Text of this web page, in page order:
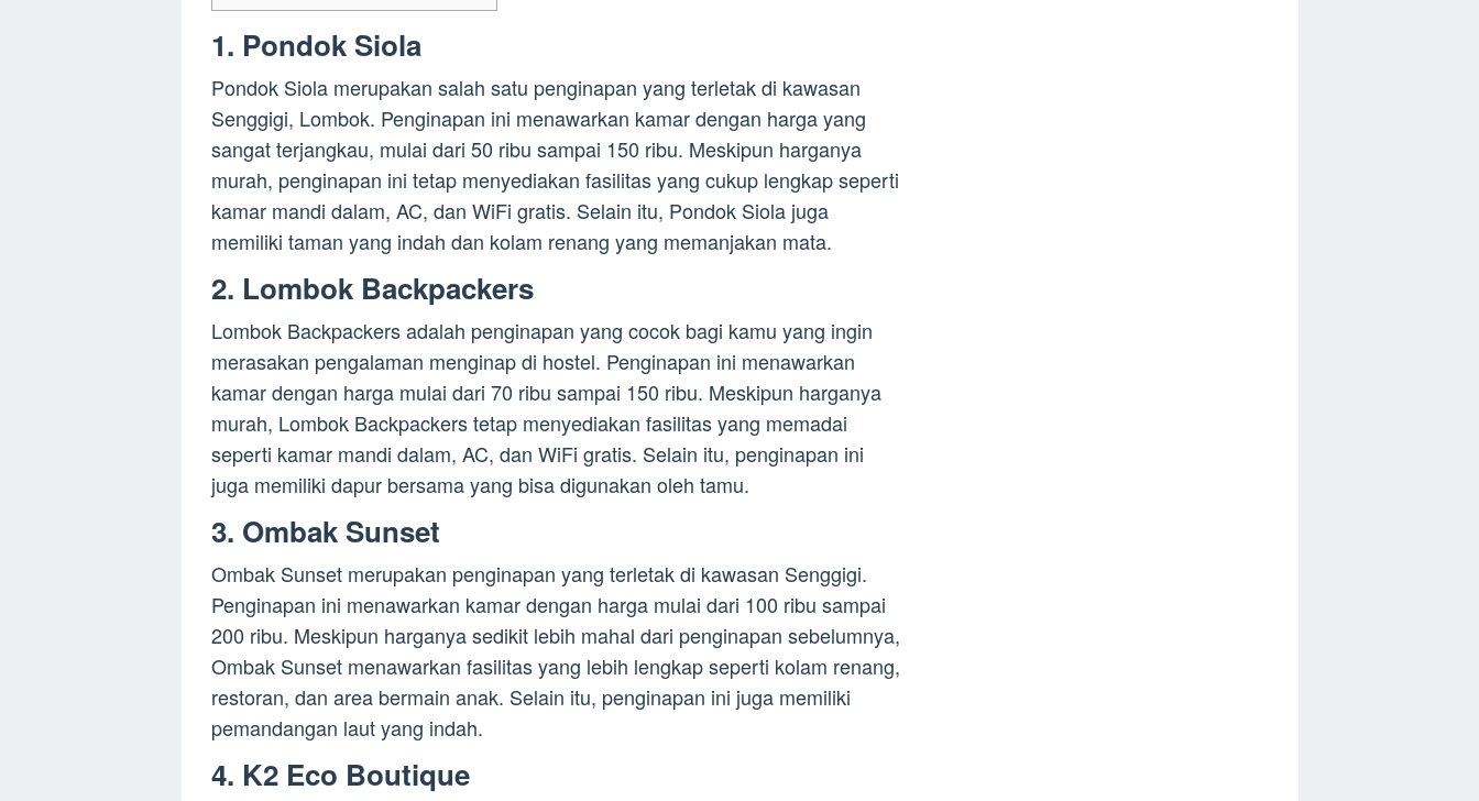
1. Pondok Siola
Pondok Siola merupakan salah satu penginapan yang terletak di kawasan
Senggigi, Lombok. Penginapan ini menawarkan kamar dengan harga yang
sangat terjangkau, mulai dari 50 ribu sampai 150 ribu. Meskipun harganya
murah, penginapan ini tetap menyediakan fasilitas yang cukup lengkap seperti
kamar mandi dalam, AC, dan WiFi gratis. Selain itu, Pondok Siola juga
memiliki taman yang indah dan kolam renang yang memanjakan mata.
2. Lombok Backpackers
Lombok Backpackers adalah penginapan yang cocok bagi kamu yang ingin
merasakan pengalaman menginap di hostel. Penginapan ini menawarkan
kamar dengan harga mulai dari 70 ribu sampai 150 ribu. Meskipun harganya
murah, Lombok Backpackers tetap menyediakan fasilitas yang memadai
seperti kamar mandi dalam, AC, dan WiFi gratis. Selain itu, penginapan ini
juga memiliki dapur bersama yang bisa digunakan oleh tamu.
3. Ombak Sunset
Ombak Sunset merupakan penginapan yang terletak di kawasan Senggigi.
Penginapan ini menawarkan kamar dengan harga mulai dari 100 ribu sampai
200 ribu. Meskipun harganya sedikit lebih mahal dari penginapan sebelumnya,
Ombak Sunset menawarkan fasilitas yang lebih lengkap seperti kolam renang,
restoran, dan area bermain anak. Selain itu, penginapan ini juga memiliki
pemandangan laut yang indah.
4. K2 Eco Boutique